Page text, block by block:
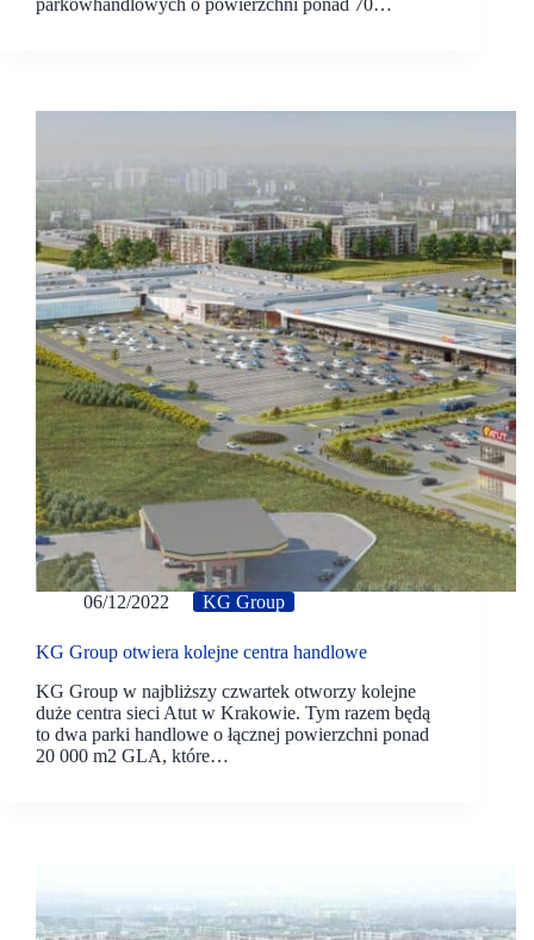
06/12/2022 KG Group
KG Group otwiera kolejne centra handlowe
KG Group w najbliższy czwartek otworzy kolejne
duże centra sieci Atut w Krakowie. Tym razem będą
to dwa parki handlowe o łącznej powierzchni ponad
20 000 m2 GLA, które…